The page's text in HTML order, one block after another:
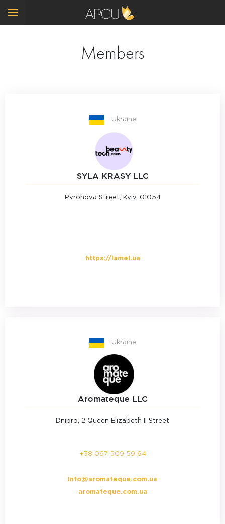
Members
Ukraine
SYLA KRASY LLC
Pyrohova Street, Kyiv, 01054
https://lamel.ua
Ukraine
Aromateque LLC
Dnipro, 2 Queen Elizabeth II Street
+38 067 509 59 64
info@aromateque.com.ua
aromateque.com.ua